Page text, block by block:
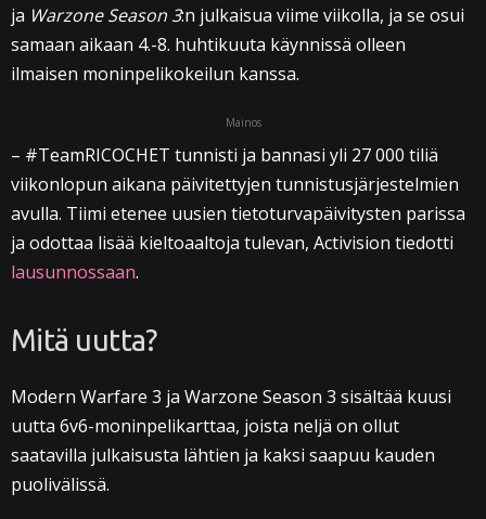
ja Warzone Season 3:n julkaisua viime viikolla, ja se osui
samaan aikaan 4.-8. huhtikuuta käynnissä olleen
ilmaisen moninpelikokeilun kanssa.
Mainos
– #TeamRICOCHET tunnisti ja bannasi yli 27 000 tiliä
viikonlopun aikana päivitettyjen tunnistusjärjestelmien
avulla. Tiimi etenee uusien tietoturvapäivitysten parissa
ja odottaa lisää kieltoaaltoja tulevan, Activision tiedotti
lausunnossaan.
Mitä uutta?
Modern Warfare 3 ja Warzone Season 3 sisältää kuusi
uutta 6v6-moninpelikarttaa, joista neljä on ollut
saatavilla julkaisusta lähtien ja kaksi saapuu kauden
puolivälissä.